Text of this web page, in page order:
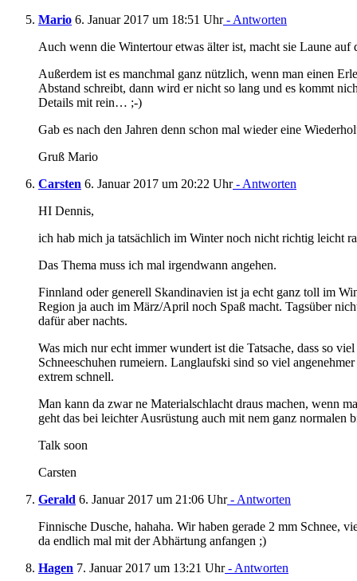
Mario 6. Januar 2017 um 18:51 Uhr- Antworten
Auch wenn die Wintertour etwas älter ist, macht sie Laune auf
Außerdem ist es manchmal ganz nützlich, wenn man einen
Abstand schreibt, dann wird er nicht so lang und es kommt
Details mit rein… ;-)
Gab es nach den Jahren denn schon mal wieder eine
Gruß Mario
Carsten 6. Januar 2017 um 20:22 Uhr- Antworten
HI Dennis,
ich hab mich ja tatsächlich im Winter noch nicht richtig leicht
Das Thema muss ich mal irgendwann angehen.
Finnland oder generell Skandinavien ist ja echt ganz toll im
Region ja auch im März/April noch Spaß macht. Tagsüber
dafür aber nachts.
Was mich nur echt immer wundert ist die Tatsache, dass so
Schneeschuhen rumeiern. Langlaufski sind so viel
extrem schnell.
Man kann da zwar ne Materialschlacht draus machen, wenn
geht das bei leichter Ausrüstung auch mit nem ganz normalen
Talk soon
Carsten
Gerald 6. Januar 2017 um 21:06 Uhr- Antworten
Finnische Dusche, hahaha. Wir haben gerade 2 mm Schnee,
da endlich mal mit der Abhärtung anfangen ;)
Hagen 7. Januar 2017 um 13:21 Uhr- Antworten